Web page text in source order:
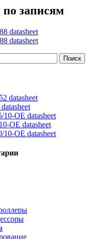
записям
datasheet
datasheet
datasheet
OE datasheet
OE datasheet
OE datasheet